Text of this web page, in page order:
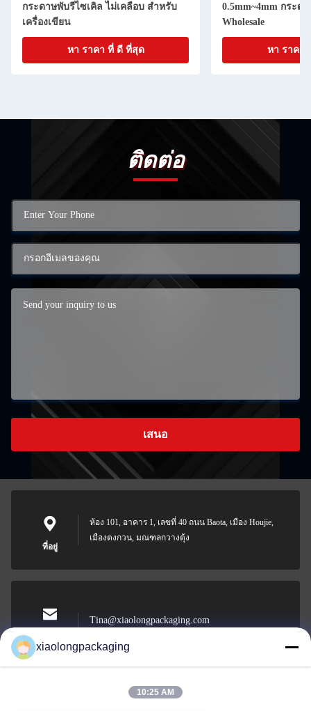
กระดาษพับรีไซเคิล ไม่เคลือบ สําหรับ
เครื่องเขียน
หา ราคา ที่ ดี ที่สุด
0.5mm~4mm กระด
Wholesale
หา ราคา
ติดต่อ
เสนอ
ที่อยู่
ห้อง 101, อาคาร 1, เลขที่ 40 ถนน Baota, เมือง Houjie,
เมืองตงกวน, มณฑลกวางตุ้ง
Tina@xiaolongpackaging.com
xiaolongpackaging
10:25 AM